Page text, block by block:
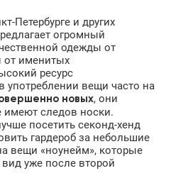
Петербурге и других
огромный
одежды от
от именитых
ресурс
вещи часто на
новых, они
имеют следов носки.
посетить секонд-хенд
гардероб за небольшие
вещи «ноунейм», которые
вид уже после второй